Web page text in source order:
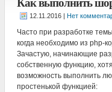
| Нет
Часто при разработке
когда необходимо из php-
Зачастую, начинающие
собственную функцию,
возможность выполнить
простенькой функцией: